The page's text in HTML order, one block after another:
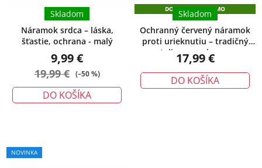
Náramok srdca – láska,
šťastie, ochrana - malý
Skladom
9,99 €
19,99 € (–50 %)
DO KOŠÍKA
DOPRAVA ZADARMO
Ochranný červený náramok
proti urieknutiu – tradičný
talizman ochrany
Skladom
17,99 €
DO KOŠÍKA
NOVINKA